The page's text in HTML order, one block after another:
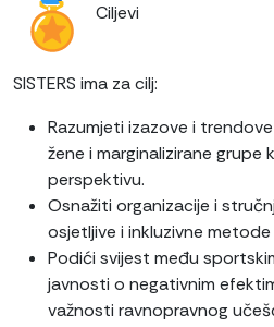
Ciljevi
SISTERS ima za cilj:
Razumjeti izazove i
žene i marginalizirane grupe
perspektivu.
Osnažiti organizacije i
osjetljive i inkluzivne metode
Podići svijest među
javnosti o negativnim
važnosti ravnopravnog